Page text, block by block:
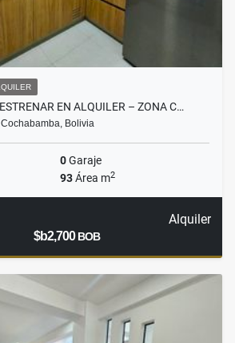
EN ALQUILER – ZONA C…
Bolivia
0Garaje
93Área m2
Alquiler
$b2,700BOB